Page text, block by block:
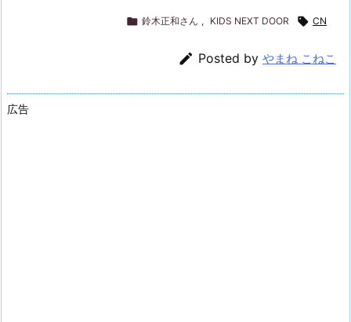
 鈴木正和さん , KIDS NEXT DOOR  CN
 Posted by やまね こねこ
広告